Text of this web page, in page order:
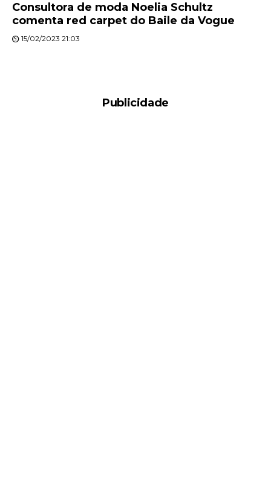
Consultora de moda Noelia Schultz
comenta red carpet do Baile da Vogue
15/02/2023 21:03
Publicidade